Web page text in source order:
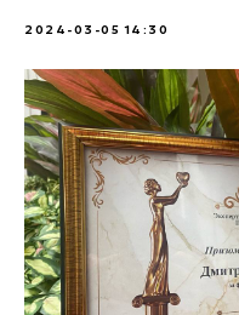
2024-03-05 14:30